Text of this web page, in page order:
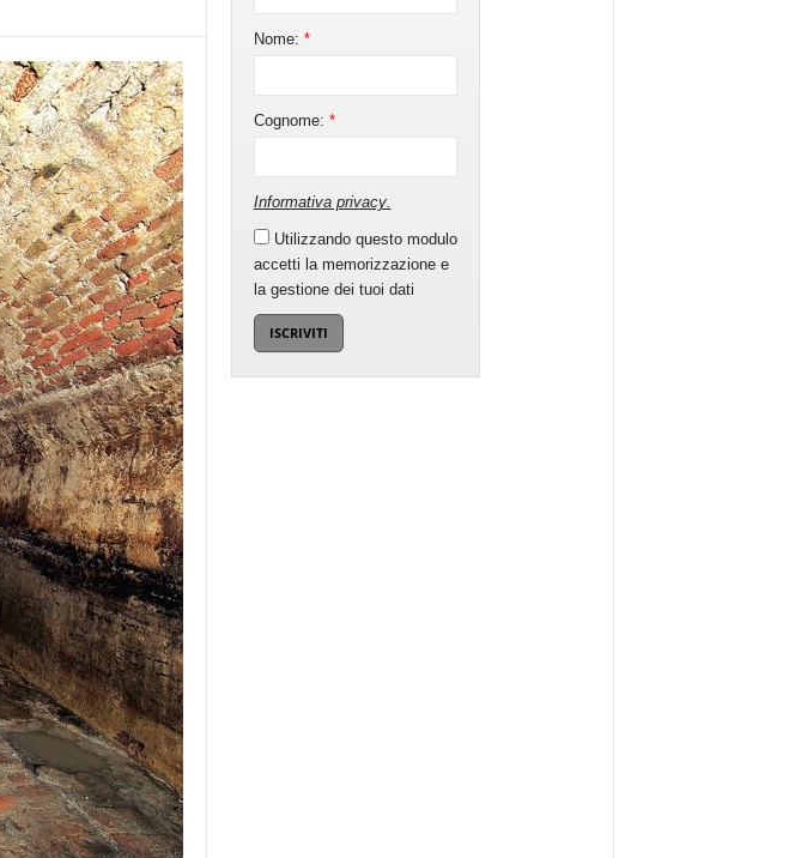
Nome: *
Cognome: *
Informativa privacy.
Utilizzando questo modulo
accetti la memorizzazione e
la gestione dei tuoi dati